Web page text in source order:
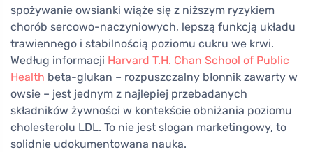
spożywanie owsianki wiąże się z niższym ryzykiem
chorób sercowo-naczyniowych, lepszą funkcją układu
trawiennego i stabilnością poziomu cukru we krwi.
Według informacji Harvard T.H. Chan School of Public
Health beta-glukan – rozpuszczalny błonnik zawarty w
owsie – jest jednym z najlepiej przebadanych
składników żywności w kontekście obniżania poziomu
cholesterolu LDL. To nie jest slogan marketingowy, to
solidnie udokumentowana nauka.